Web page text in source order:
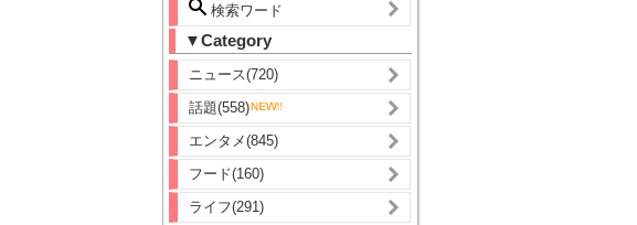
検索ワード
▼Category
ニュース(720)
話題(558)
エンタメ(845)
フード(160)
ライフ(291)